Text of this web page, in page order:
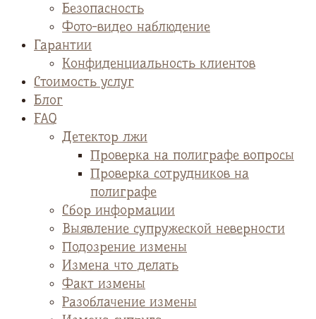
Безопасность
Фото-видео наблюдение
Гарантии
Конфиденциальность клиентов
Стоимость услуг
Блог
FAQ
Детектор лжи
Проверка на полиграфе вопросы
Проверка сотрудников на
полиграфе
Сбор информации
Выявление супружеской неверности
Подозрение измены
Измена что делать
Факт измены
Разоблачение измены